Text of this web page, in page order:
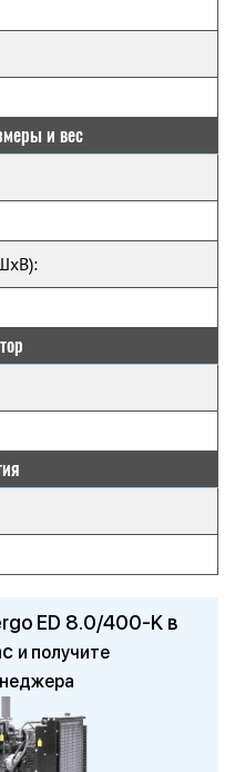
и вес
ED 8.0/400-K в
и получите